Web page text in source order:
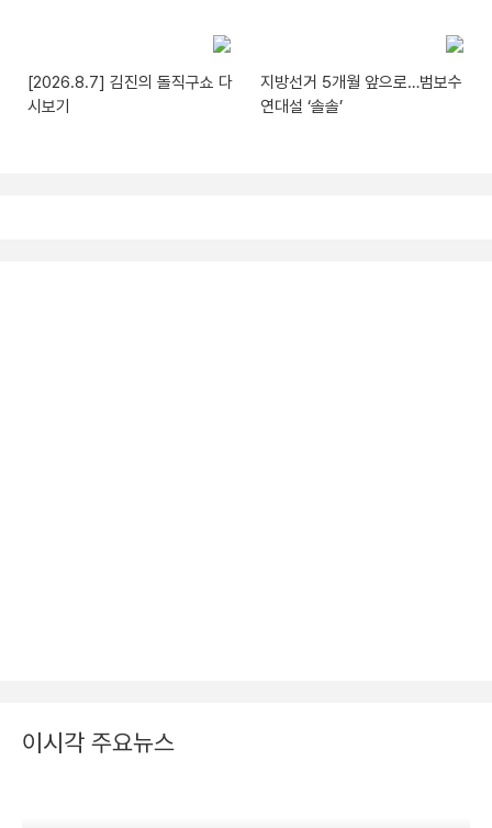
[2026.8.7] 김진의 돌직구쇼 다
시보기
지방선거 5개월 앞으로…범보수
연대설 ‘솔솔’
이시각 주요뉴스